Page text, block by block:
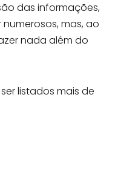
das informações,
mas, ao
nada além do
listados mais de